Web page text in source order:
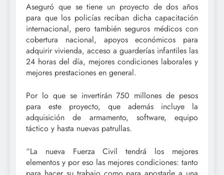
Aseguró que se tiene un proyecto de dos años
para que los policías reciban dicha capacitación
internacional, pero también seguros médicos con
cobertura nacional, apoyos económicos para
adquirir vivienda, acceso a guarderías infantiles las
24 horas del día, mejores condiciones laborales y
mejores prestaciones en general.
Por lo que se invertirán 750 millones de pesos
para este proyecto, que además incluye la
adquisición de armamento, software, equipo
táctico y hasta nuevas patrullas.
“La nueva Fuerza Civil tendrá los mejores
elementos y por eso las mejores condiciones: tanto